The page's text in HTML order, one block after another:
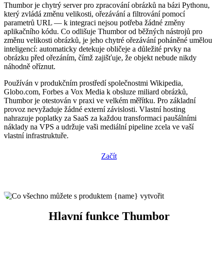
Thumbor je chytrý server pro zpracování obrázků na bázi Pythonu,
který zvládá změnu velikosti, ořezávání a filtrování pomocí
parametrů URL — k integraci nejsou potřeba žádné změny
aplikačního kódu. Co odlišuje Thumbor od běžných nástrojů pro
změnu velikosti obrázků, je jeho chytré ořezávání poháněné umělou
inteligencí: automaticky detekuje obličeje a důležité prvky na
obrázku před ořezáním, čímž zajišťuje, že objekt nebude nikdy
náhodně oříznut.
Používán v produkčním prostředí společnostmi Wikipedia,
Globo.com, Forbes a Vox Media k obsluze miliard obrázků,
Thumbor je otestován v praxi ve velkém měřítku. Pro základní
provoz nevyžaduje žádné externí závislosti. Vlastní hosting
nahrazuje poplatky za SaaS za každou transformaci paušálními
náklady na VPS a udržuje vaši mediální pipeline zcela ve vaší
vlastní infrastruktuře.
Začít
Hlavní funkce Thumbor